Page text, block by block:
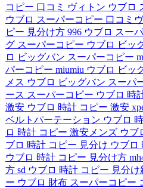
コピー 口コミ ヴィトン ウブロ
ウブロ スーパーコピー 口コミ
ピー 見分け方 996 ウブロ スー
グ スーパーコピー ウブロ ビッ
ロ ビッグバン スーパーコピー
パーコピー miumiu ウブロ ビッ
メス ウブロ ビッグバン スーパ
ース スーパーコピー ウブロ 時
激安 ウブロ 時計 コピー 激安
ベルトパーテーション ウブロ
ロ 時計 コピー 激安メンズ ウブ
ブロ 時計 コピー 見分け ウブロ
ウブロ 時計 コピー 見分け方
方 sd ウブロ 時計 コピー 見分け
ー ウブロ 財布 スーパーコピー